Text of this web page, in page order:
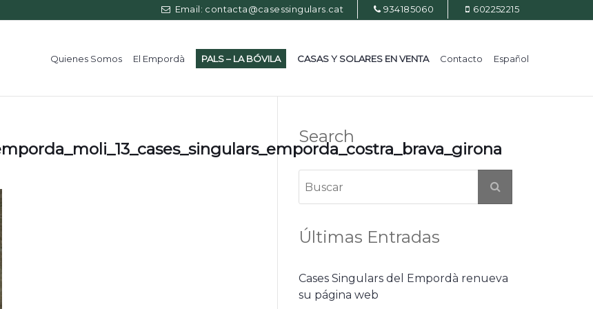
Email: contacta@casessingulars.cat 934185060 602252215
Quienes Somos El Empordà PALS – LA BÓVILA CASAS Y SOLARES EN VENTA Contacto Español
Search
Últimas Entradas
Cases Singulars del Empordà renueva
su página web